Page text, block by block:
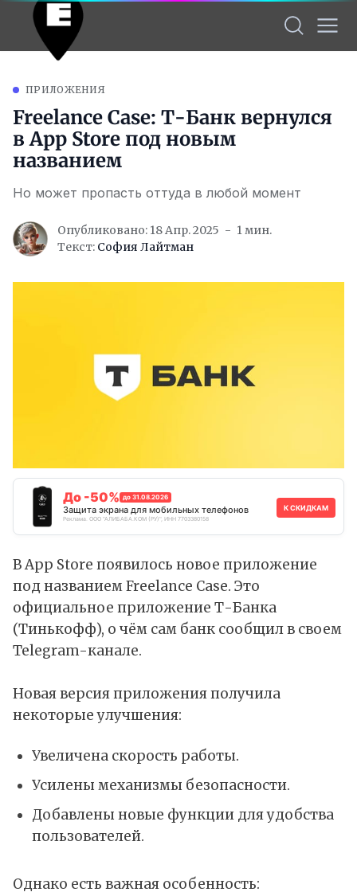
ПРИЛОЖЕНИЯ
Freelance Case: Т-Банк вернулся
в App Store под новым
названием
Но может пропасть оттуда в любой момент
Опубликовано: 18 Апр. 2025
1 мин.
Текст: София Лайтман
До -50% до 31.08.2026
Защита экрана для мобильных телефонов
Реклама. ООО "АЛИБАБА.КОМ (РУ)", ИНН 7703380158
К СКИДКАМ
В App Store появилось новое приложение
под названием Freelance Case. Это
официальное приложение Т-Банка
(Тинькофф), о чём сам банк сообщилв своем
Telegram-канале.
Новая версия приложения получила
некоторые улучшения:
Увеличена скорость работы.
Усилены механизмы безопасности.
Добавлены новые функции для удобства
пользователей.
Однако есть важная особенность: